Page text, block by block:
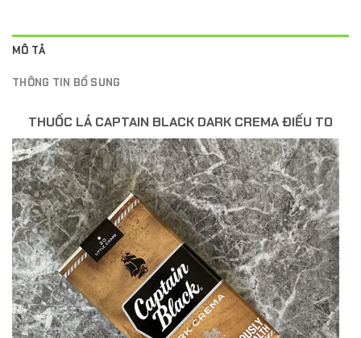
MÔ TẢ
THÔNG TIN BỔ SUNG
THUỐC LÁ CAPTAIN BLACK DARK CREMA ĐIẾU TO